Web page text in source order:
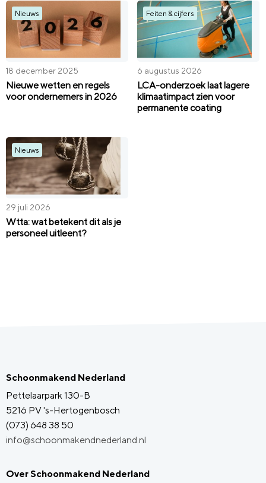
Nieuws
18 december 2025
Nieuwe wetten en regels
voor ondernemers in 2026
Feiten & cijfers
6 augustus 2026
LCA-onderzoek laat lagere
klimaatimpact zien voor
permanente coating
Nieuws
29 juli 2026
Wtta: wat betekent dit als je
personeel uitleent?
Schoonmakend Nederland
Pettelaarpark 130-B
5216 PV 's-Hertogenbosch
(073) 648 38 50
info@schoonmakendnederland.nl
Over Schoonmakend Nederland